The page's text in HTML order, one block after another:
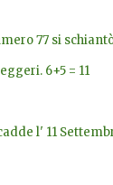
77 si
6+5 = 11
l' 11